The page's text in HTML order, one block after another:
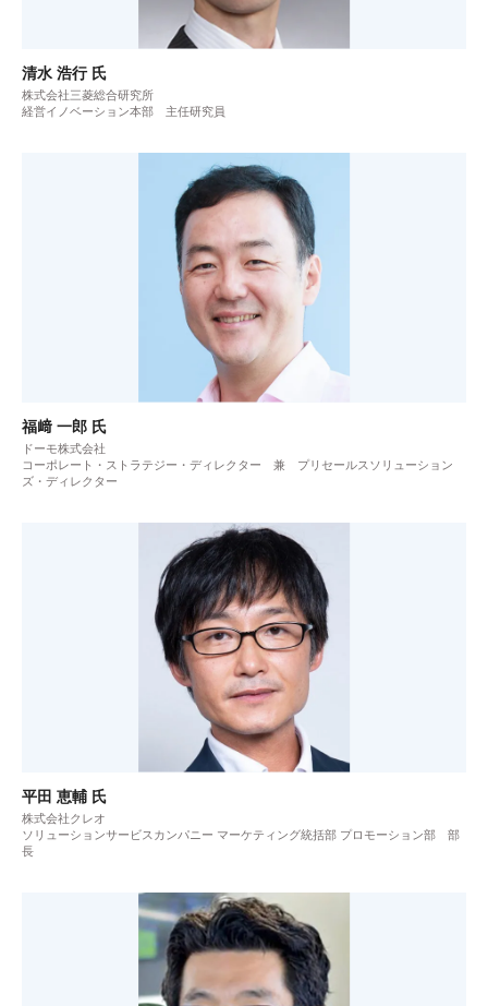
清水 浩行 氏
株式会社三菱総合研究所
経営イノベーション本部 主任研究員
福﨑 一郎 氏
ドーモ株式会社
コーポレート・ストラテジー・ディレクター 兼 プリセールスソリューション
ズ・ディレクター
平田 恵輔 氏
株式会社クレオ
ソリューションサービスカンパニー マーケティング統括部 プロモーション部 部
長